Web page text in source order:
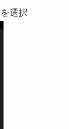
選択